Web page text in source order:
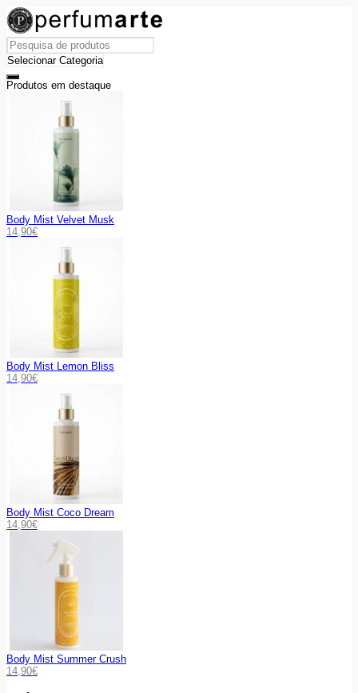
Produtos em destaque
Body Mist Velvet Musk
14,90€
Body Mist Lemon Bliss
14,90€
Body Mist Coco Dream
14,90€
Body Mist Summer Crush
14,90€